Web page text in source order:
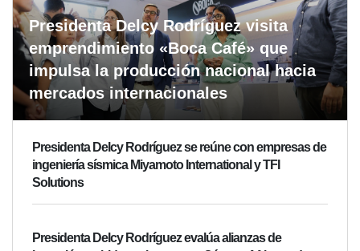
Presidenta Delcy Rodríguez visita
emprendimiento «Boca Café» que
impulsa la producción nacional hacia
mercados internacionales
Presidenta Delcy Rodríguez se reúne con empresas de
ingeniería sísmica Miyamoto International y TFI
Solutions
Presidenta Delcy Rodríguez evalúa alianzas de